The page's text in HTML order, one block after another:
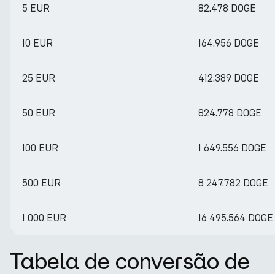
5 EUR 82.478 DOGE
10 EUR 164.956 DOGE
25 EUR 412.389 DOGE
50 EUR 824.778 DOGE
100 EUR 1 649.556 DOGE
500 EUR 8 247.782 DOGE
1 000 EUR 16 495.564 DOGE
Tabela de conversão de